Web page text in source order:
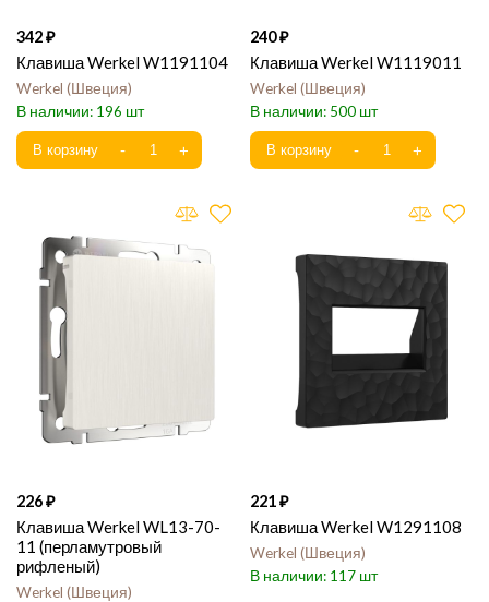
342
Клавиша Werkel W1191104
Werkel Швеция
196
240
Клавиша Werkel W1119011
Werkel Швеция
500
226
Клавиша Werkel WL13-70-
11 (перламутровый
рифленый)
Werkel Швеция
221
Клавиша Werkel W1291108
Werkel Швеция
117